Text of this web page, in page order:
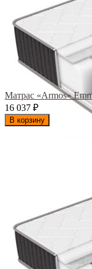
Матрас «Armos»
16 037 ₽
В корзину